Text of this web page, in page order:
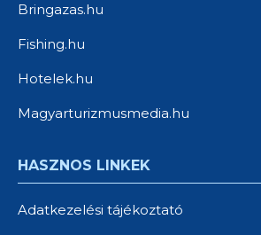
Bringazas.hu
Fishing.hu
Hotelek.hu
Magyarturizmusmedia.hu
HASZNOS LINKEK
Adatkezelési tájékoztató